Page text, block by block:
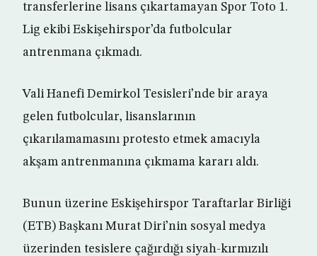
transferlerine lisans çıkartamayan Spor Toto 1.
Lig ekibi Eskişehirspor’da futbolcular
antrenmana çıkmadı.
Vali Hanefi Demirkol Tesisleri’nde bir araya
gelen futbolcular, lisanslarının
çıkarılamamasını protesto etmek amacıyla
akşam antrenmanına çıkmama kararı aldı.
Bunun üzerine Eskişehirspor Taraftarlar Birliği
(ETB) Başkanı Murat Diri’nin sosyal medya
üzerinden tesislere çağırdığı siyah-kırmızılı